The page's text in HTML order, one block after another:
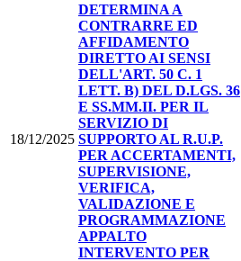
18/12/2025
DETERMINA A
CONTRARRE ED
AFFIDAMENTO
DIRETTO AI SENSI
DELL'ART. 50 C. 1
LETT. B) DEL D.LGS. 36
E SS.MM.II. PER IL
SERVIZIO DI
SUPPORTO AL R.U.P.
PER ACCERTAMENTI,
SUPERVISIONE,
VERIFICA,
VALIDAZIONE E
PROGRAMMAZIONE
APPALTO
INTERVENTO PER